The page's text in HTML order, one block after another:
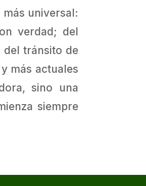
universal:
verdad; del
del tránsito de
más actuales
sino una
siempre